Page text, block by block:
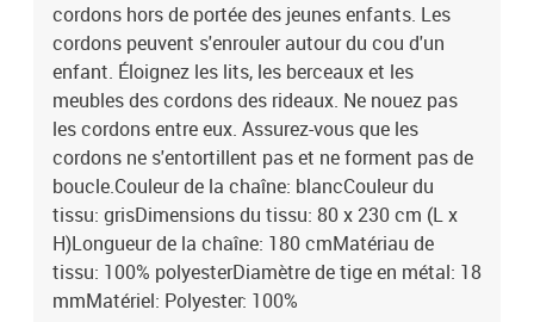
cordons hors de portée des jeunes enfants. Les
cordons peuvent s'enrouler autour du cou d'un
enfant. Éloignez les lits, les berceaux et les
meubles des cordons des rideaux. Ne nouez pas
les cordons entre eux. Assurez-vous que les
cordons ne s'entortillent pas et ne forment pas de
boucle.Couleur de la chaîne: blancCouleur du
tissu: grisDimensions du tissu: 80 x 230 cm (L x
H)Longueur de la chaîne: 180 cmMatériau de
tissu: 100% polyesterDiamètre de tige en métal: 18
mmMatériel: Polyester: 100%